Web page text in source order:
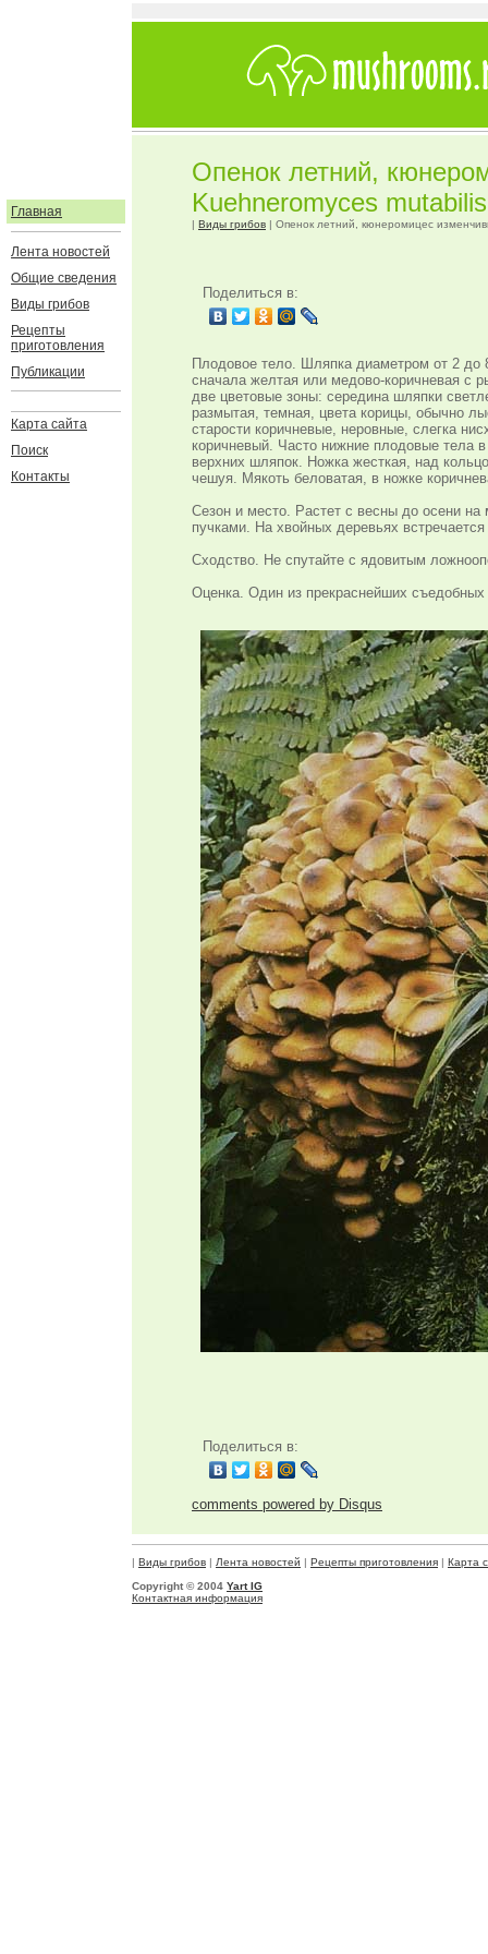
Главная
Лента новостей
Общие сведения
Виды грибов
Рецепты
приготовления
Публикации
Карта сайта
Поиск
Контакты
Опенок летний,
Kuehneromyces mutabilis
| Виды грибов | Опенок летний, кюнеромицес
Поделиться в:
Плодовое тело. Шляпка диаметром от 2 до
сначала желтая или медово-коричневая с
две цветовые зоны: середина шляпки
размытая, темная, цвета корицы, обычно
старости коричневые, неровные, слегка
коричневый. Часто нижние плодовые тела
верхних шляпок. Ножка жесткая, над
чешуя. Мякоть беловатая, в ножке
Сезон и место. Растет с весны до осени
пучками. На хвойных деревьях
Сходство. Не спутайте с ядовитым
Оценка. Один из прекраснейших
Поделиться в:
comments powered by Disqus
| Виды грибов | Лента новостей | Рецепты приготовления | Карта
Copyright © 2004 Yart IG
Контактная информация